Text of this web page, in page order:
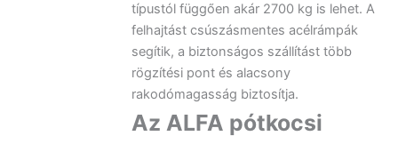
típustól függően akár 2700 kg is lehet. A
felhajtást csúszásmentes acélrámpák
segítik, a biztonságos szállítást több
rögzítési pont és alacsony
rakodómagasság biztosítja.
Az ALFA pótkocsi